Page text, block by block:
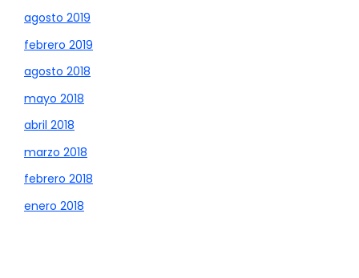
agosto 2019
febrero 2019
agosto 2018
mayo 2018
abril 2018
marzo 2018
febrero 2018
enero 2018